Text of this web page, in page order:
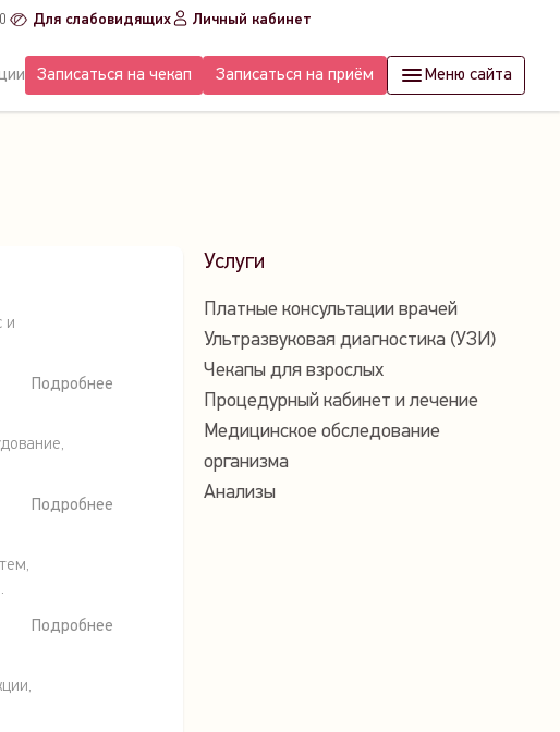
Для слабовидящих Личный кабинет
Записаться на чекап Записаться на приём Меню сайта
и
Подробнее
Подробнее
Подробнее
Услуги
Платные консультации врачей
Ультразвуковая диагностика (УЗИ)
Чекапы для взрослых
Процедурный кабинет и лечение
Медицинское обследование
организма
Анализы